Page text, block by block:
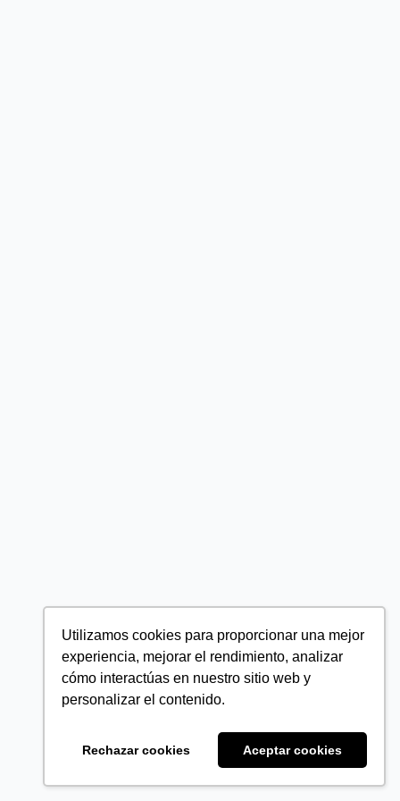
Utilizamos cookies para proporcionar una mejor
experiencia, mejorar el rendimiento, analizar
cómo interactúas en nuestro sitio web y
personalizar el contenido.
Rechazar cookies Aceptar cookies